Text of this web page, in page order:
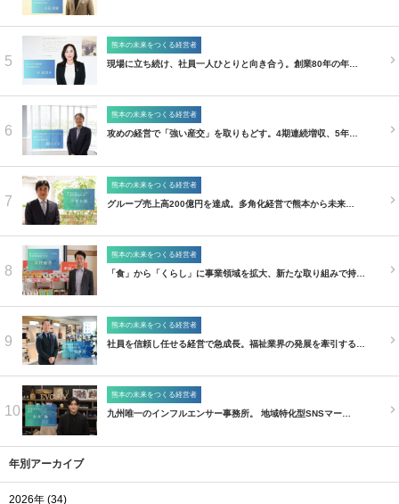
5
熊本の未来をつくる経営者
現場に立ち続け、社員一人ひとりと向き合う。創業80年の年…
6
熊本の未来をつくる経営者
攻めの経営で「強い産交」を取りもどす。4期連続増収、5年…
7
熊本の未来をつくる経営者
グループ売上高200億円を達成。多角化経営で熊本から未来…
8
熊本の未来をつくる経営者
「食」から「くらし」に事業領域を拡大、新たな取り組みで持…
9
熊本の未来をつくる経営者
社員を信頼し任せる経営で急成長。福祉業界の発展を牽引する…
10
熊本の未来をつくる経営者
九州唯一のインフルエンサー事務所。 地域特化型SNSマー…
年別アーカイブ
2026年 (34)